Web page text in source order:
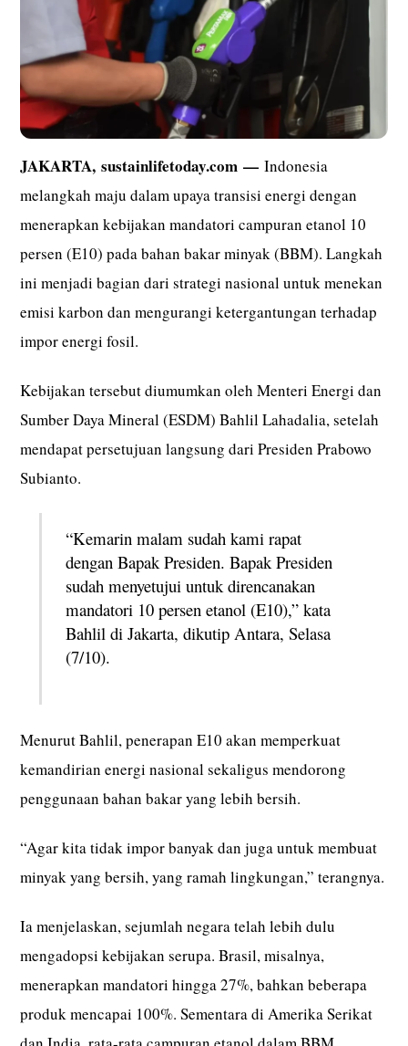
JAKARTA,sustainlifetoday.com — Indonesia
melangkah maju dalam upaya transisi energi dengan
menerapkan kebijakan mandatori campuran etanol 10
persen (E10) pada bahan bakar minyak (BBM). Langkah
ini menjadi bagian dari strategi nasional untuk menekan
emisi karbon dan mengurangi ketergantungan terhadap
impor energi fosil.
Kebijakan tersebut diumumkan oleh Menteri Energi dan
Sumber Daya Mineral (ESDM) Bahlil Lahadalia, setelah
mendapat persetujuan langsung dari Presiden Prabowo
Subianto.
“Kemarin malam sudah kami rapat
dengan Bapak Presiden. Bapak Presiden
sudah menyetujui untuk direncanakan
mandatori 10 persen etanol (E10),” kata
Bahlil di Jakarta, dikutip Antara, Selasa
(7/10).
Menurut Bahlil, penerapan E10 akan memperkuat
kemandirian energi nasional sekaligus mendorong
penggunaan bahan bakar yang lebih bersih.
“Agar kita tidak impor banyak dan juga untuk membuat
minyak yang bersih, yang ramah lingkungan,” terangnya.
Ia menjelaskan, sejumlah negara telah lebih dulu
mengadopsi kebijakan serupa. Brasil, misalnya,
menerapkan mandatori hingga 27%, bahkan beberapa
produk mencapai 100%. Sementara di Amerika Serikat